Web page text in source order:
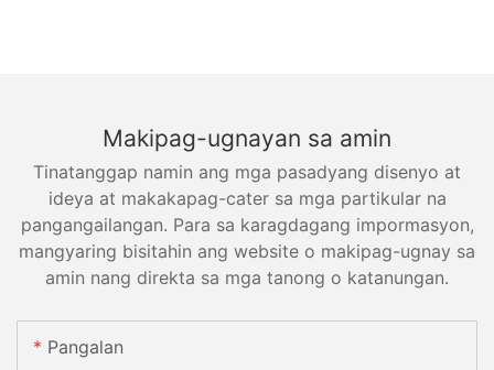
Makipag-ugnayan sa amin
Tinatanggap namin ang mga pasadyang disenyo at
ideya at makakapag-cater sa mga partikular na
pangangailangan. Para sa karagdagang impormasyon,
mangyaring bisitahin ang website o makipag-ugnay sa
amin nang direkta sa mga tanong o katanungan.
Pangalan